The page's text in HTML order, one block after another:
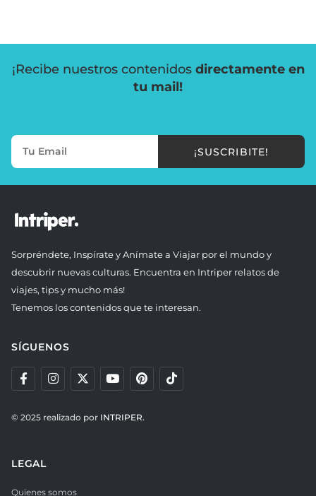
¡Recibe nuestros contenidos directamente en
tu mail!
¡SUSCRIBITE!
Sorpréndete, Inspírate y Anímate a Viajar por el mundo y
descubrir nuevas culturas. Encuentra en Intriper relatos de
viajes, tips y mucho más!
Tenemos los contenidos que te interesan.
SÍGUENOS
© 2025 realizado por INTRIPER.
LEGAL
Quienes somos